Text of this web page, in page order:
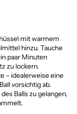
mit warmem
hinzu. Tauche
paar Minuten
zu lockern.
– idealerweise eine
vorsichtig ab.
Balls zu gelangen,